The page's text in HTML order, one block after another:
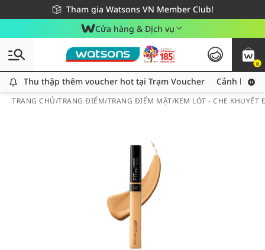
Tham gia Watsons VN Member Club!
Miễn phí giao hàng cho đơn hàng từ 249,000Đ
Giao hàng nhanh 24h - Áp dụng khu vực TP. Hồ Chí Minh
Cửa hàng & Dịch vụ
0
Thu thập thêm voucher hot tại Trạm Voucher
Thu thập thêm voucher hot tại Trạm Voucher Cảnh báo
TRANG CHỦ/TRANG ĐIỂM/TRANG ĐIỂM MẶT/KEM LÓT - CHE KHUYẾT